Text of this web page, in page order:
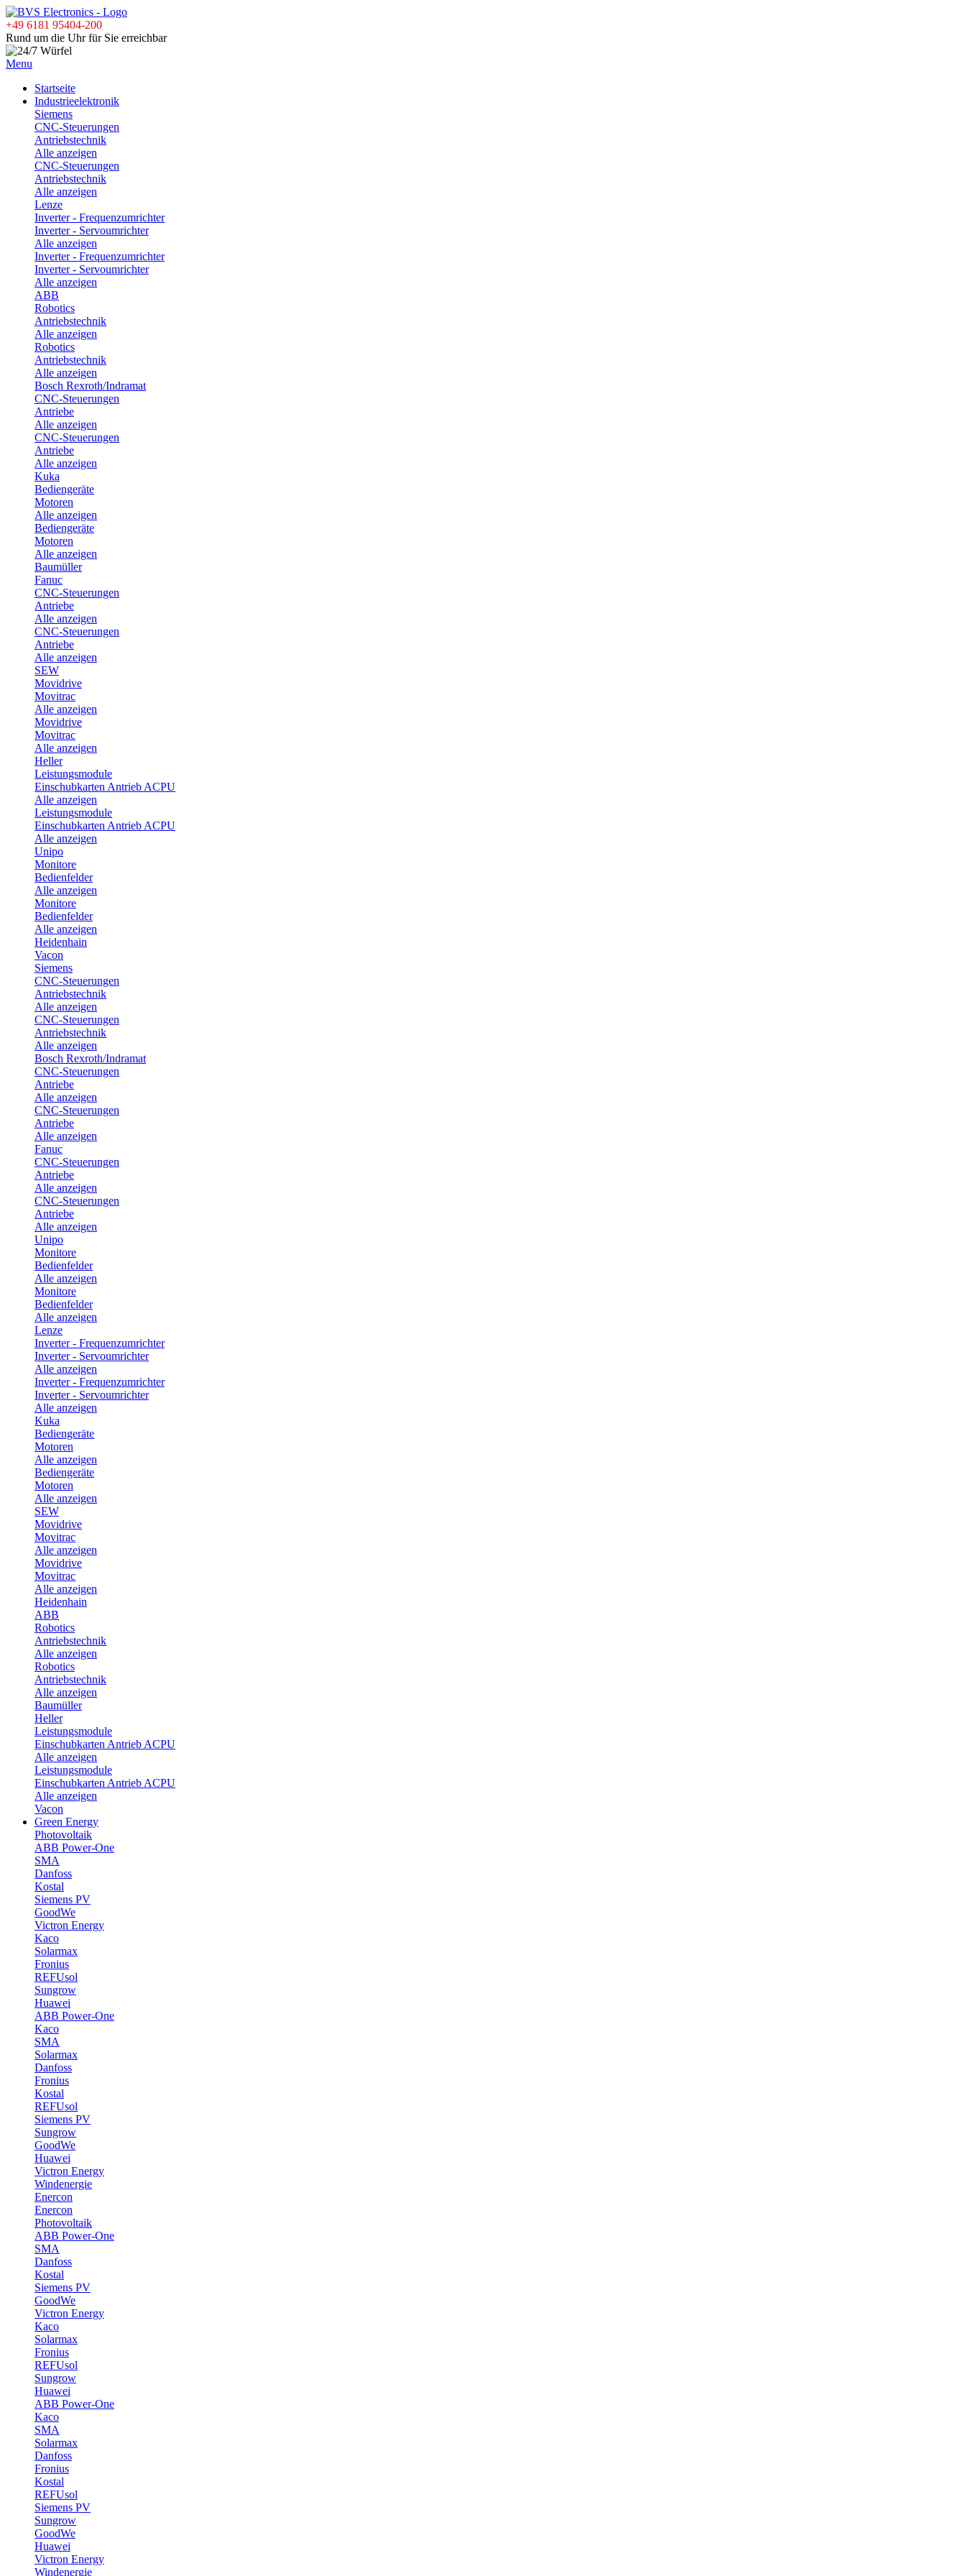
+49 6181 95404-200
Rund um die Uhr für Sie erreichbar
Menu
Startseite
Industrieelektronik
Siemens
CNC-Steuerungen
Antriebstechnik
Alle anzeigen
CNC-Steuerungen
Antriebstechnik
Alle anzeigen
Lenze
Inverter - Frequenzumrichter
Inverter - Servoumrichter
Alle anzeigen
Inverter - Frequenzumrichter
Inverter - Servoumrichter
Alle anzeigen
ABB
Robotics
Antriebstechnik
Alle anzeigen
Robotics
Antriebstechnik
Alle anzeigen
Bosch Rexroth/Indramat
CNC-Steuerungen
Antriebe
Alle anzeigen
CNC-Steuerungen
Antriebe
Alle anzeigen
Kuka
Bediengeräte
Motoren
Alle anzeigen
Bediengeräte
Motoren
Alle anzeigen
Baumüller
Fanuc
CNC-Steuerungen
Antriebe
Alle anzeigen
CNC-Steuerungen
Antriebe
Alle anzeigen
SEW
Movidrive
Movitrac
Alle anzeigen
Movidrive
Movitrac
Alle anzeigen
Heller
Leistungsmodule
Einschubkarten Antrieb ACPU
Alle anzeigen
Leistungsmodule
Einschubkarten Antrieb ACPU
Alle anzeigen
Unipo
Monitore
Bedienfelder
Alle anzeigen
Monitore
Bedienfelder
Alle anzeigen
Heidenhain
Vacon
Siemens
CNC-Steuerungen
Antriebstechnik
Alle anzeigen
CNC-Steuerungen
Antriebstechnik
Alle anzeigen
Bosch Rexroth/Indramat
CNC-Steuerungen
Antriebe
Alle anzeigen
CNC-Steuerungen
Antriebe
Alle anzeigen
Fanuc
CNC-Steuerungen
Antriebe
Alle anzeigen
CNC-Steuerungen
Antriebe
Alle anzeigen
Unipo
Monitore
Bedienfelder
Alle anzeigen
Monitore
Bedienfelder
Alle anzeigen
Lenze
Inverter - Frequenzumrichter
Inverter - Servoumrichter
Alle anzeigen
Inverter - Frequenzumrichter
Inverter - Servoumrichter
Alle anzeigen
Kuka
Bediengeräte
Motoren
Alle anzeigen
Bediengeräte
Motoren
Alle anzeigen
SEW
Movidrive
Movitrac
Alle anzeigen
Movidrive
Movitrac
Alle anzeigen
Heidenhain
ABB
Robotics
Antriebstechnik
Alle anzeigen
Robotics
Antriebstechnik
Alle anzeigen
Baumüller
Heller
Leistungsmodule
Einschubkarten Antrieb ACPU
Alle anzeigen
Leistungsmodule
Einschubkarten Antrieb ACPU
Alle anzeigen
Vacon
Green Energy
Photovoltaik
ABB Power-One
SMA
Danfoss
Kostal
Siemens PV
GoodWe
Victron Energy
Kaco
Solarmax
Fronius
REFUsol
Sungrow
Huawei
ABB Power-One
Kaco
SMA
Solarmax
Danfoss
Fronius
Kostal
REFUsol
Siemens PV
Sungrow
GoodWe
Huawei
Victron Energy
Windenergie
Enercon
Enercon
Photovoltaik
ABB Power-One
SMA
Danfoss
Kostal
Siemens PV
GoodWe
Victron Energy
Kaco
Solarmax
Fronius
REFUsol
Sungrow
Huawei
ABB Power-One
Kaco
SMA
Solarmax
Danfoss
Fronius
Kostal
REFUsol
Siemens PV
Sungrow
GoodWe
Huawei
Victron Energy
Windenergie